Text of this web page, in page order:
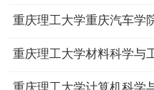
重庆理工大学重庆汽车学
重庆理工大学材料科学与
重庆理工大学计算机科学